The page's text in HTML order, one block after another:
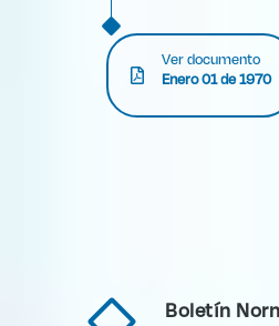
Ver documento
Enero 01 de 1970
Boletín